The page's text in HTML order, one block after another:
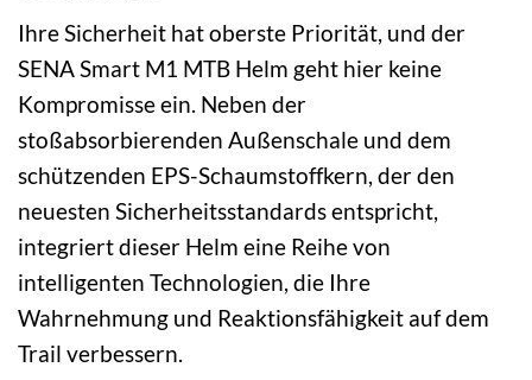
Ihre Sicherheit hat oberste Priorität, und der
SENA Smart M1 MTB Helm geht hier keine
Kompromisse ein. Neben der
stoßabsorbierenden Außenschale und dem
schützenden EPS-Schaumstoffkern, der den
neuesten Sicherheitsstandards entspricht,
integriert dieser Helm eine Reihe von
intelligenten Technologien, die Ihre
Wahrnehmung und Reaktionsfähigkeit auf dem
Trail verbessern.